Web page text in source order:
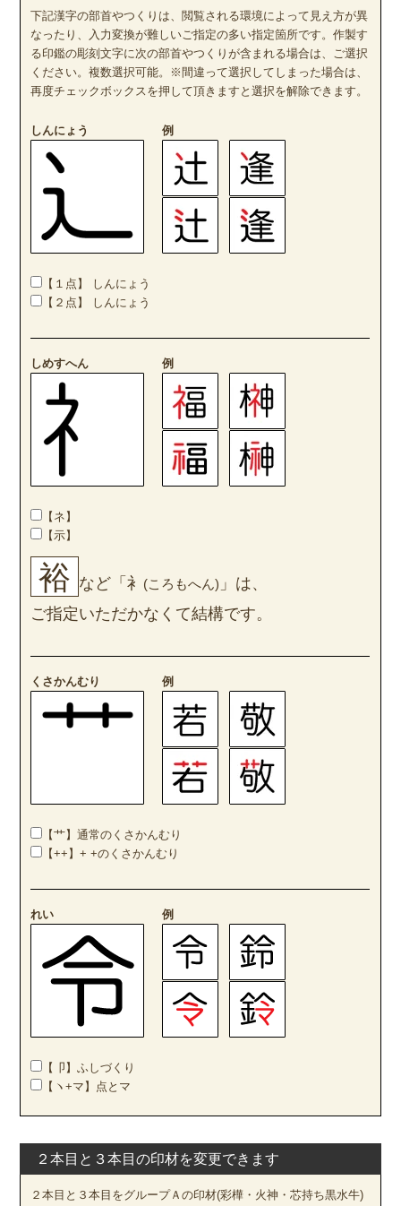
下記漢字の部首やつくりは、閲覧される環境によって見え方が異
なったり、入力変換が難しいご指定の多い指定箇所です。作製す
る印鑑の彫刻文字に次の部首やつくりが含まれる場合は、ご選択
ください。複数選択可能。※間違って選択してしまった場合は、
再度チェックボックスを押して頂きますと選択を解除できます。
しんにょう 例
【１点】 しんにょう
【２点】 しんにょう
しめすへん 例
【ネ】
【示】
裕 など「衤 (ころもへん) 」は、
ご指定いただかなくて結構です。
くさかんむり 例
【艹】通常のくさかんむり
【++】+ +のくさかんむり
れい 例
【卩】ふしづくり
【ヽ+マ】点とマ
２本目と３本目の印材を変更できます
２本目と３本目をグループＡの印材(彩樺・火神・芯持ち黒水牛)